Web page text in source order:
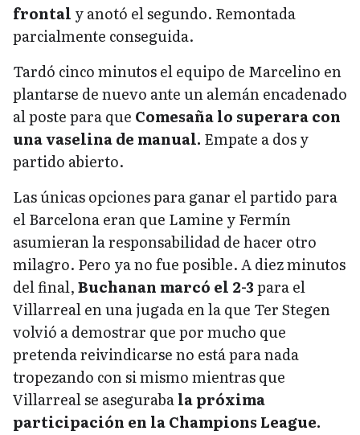
frontal y anotó el segundo. Remontada
parcialmente conseguida.
Tardó cinco minutos el equipo de Marcelino en
plantarse de nuevo ante un alemán encadenado
al poste para que Comesaña lo superara con
una vaselina de manual. Empate a dos y
partido abierto.
Las únicas opciones para ganar el partido para
el Barcelona eran que Lamine y Fermín
asumieran la responsabilidad de hacer otro
milagro. Pero ya no fue posible. A diez minutos
del final,Buchanan marcó el 2-3para el
Villarreal en una jugada en la que Ter Stegen
volvió a demostrar que por mucho que
pretenda reivindicarse no está para nada
tropezando con si mismo mientras que
Villarreal se asegurabala próxima
participación en la Champions League.